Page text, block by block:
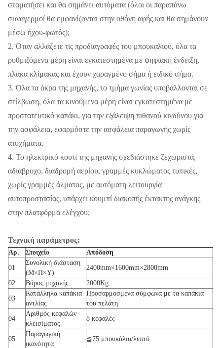
σταματήσει και θα σημάνει αυτόματα (όλοι οι παραπάνω
συναγερμοί θα εμφανίζονται στην οθόνη αφής και θα σημάνουν
μέσω ήχου-φωτός);
2. Όταν αλλάζετε τις προδιαγραφές του μπουκαλιού, όλα τα
ρυθμιζόμενα μέρη είναι εγκατεστημένα με ψηφιακή ένδειξη,
πλάκα κλίμακας και έχουν χαραγμένο σήμα ή ειδικό σήμα.
3. Όλα τα άκρα της μηχανής, το τμήμα γωνίας υποβάλλονται σε
στίλβωση, όλα τα κινούμενα μέρη είναι εγκατεστημένα με
προστατευτικό καπάκι, για την εξάλειψη πιθανού κινδύνου για
την ασφάλεια, εφαρμόστε την ασφάλεια παραγωγής χωρίς
ατυχήματα.
4. Το ηλεκτρικό κουτί της μηχανής σχεδιάστηκε ξεχωριστά,
αδιάβροχο, διαδρομή αερίου, γραμμές κυκλώματος τυπικές,
χωρίς γραμμές άλματος, με αυτόματη λειτουργία
αυτοπροστασίας, υπάρχει κουμπί διακοπής έκτακτης ανάγκης
στην πλατφόρμα ελέγχου;
Τεχνική παράμετρος:
Αρ. Στοιχείο Απόδοση
01
Συνολική διάσταση
(Μ×Π×Υ)
2400mm×1600mm×2800mm
02 Βάρος μηχανής 2000Kg
03
Κατάλληλα καπάκια
αντλίας
Προσαρμοσμένα σύμφωνα με τα καπάκια
του πελάτη
04
Αριθμός κεφαλών
κλεισίματος
8 κεφαλές
05
Παραγωγική
ικανότητα
≦75 μπουκάλια/λεπτό